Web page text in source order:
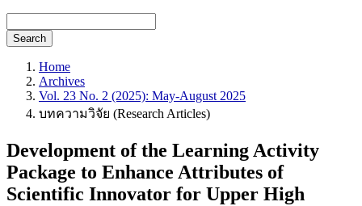
Search
Home
Archives
Vol. 23 No. 2 (2025): May-August 2025
บทความวิจัย (Research Articles)
Development of the Learning Activity
Package to Enhance Attributes of
Scientific Innovator for Upper High